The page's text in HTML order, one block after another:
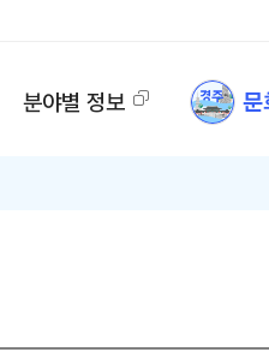
분야별 정보 문